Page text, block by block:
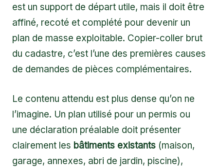
est un support de départ utile, mais il doit être
affiné, recoté et complété pour devenir un
plan de masse exploitable. Copier-coller brut
du cadastre, c’est l’une des premières causes
de demandes de pièces complémentaires.
Le contenu attendu est plus dense qu’on ne
l’imagine. Un plan utilisé pour un permis ou
une déclaration préalable doit présenter
clairement les bâtiments existants (maison,
garage, annexes, abri de jardin, piscine),